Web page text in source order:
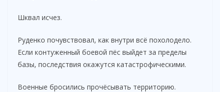
Шквал исчез.
Руденко почувствовал, как внутри всё похолодело.
Если контуженный боевой пёс выйдет за пределы
базы, последствия окажутся катастрофическими.
Военные бросились прочёсывать территорию.